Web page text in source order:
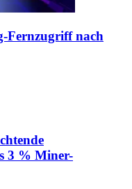
Fernzugriff nach
3 % Miner-